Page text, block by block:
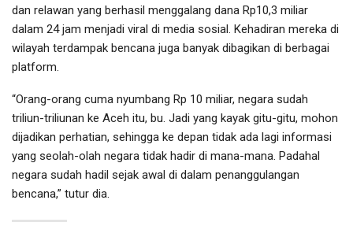
dan relawan yang berhasil menggalang dana Rp10,3 miliar
dalam 24 jam menjadi viral di media sosial. Kehadiran mereka di
wilayah terdampak bencana juga banyak dibagikan di berbagai
platform.
“Orang-orang cuma nyumbang Rp 10 miliar, negara sudah
triliun-triliunan ke Aceh itu, bu. Jadi yang kayak gitu-gitu, mohon
dijadikan perhatian, sehingga ke depan tidak ada lagi informasi
yang seolah-olah negara tidak hadir di mana-mana. Padahal
negara sudah hadil sejak awal di dalam penanggulangan
bencana,” tutur dia.